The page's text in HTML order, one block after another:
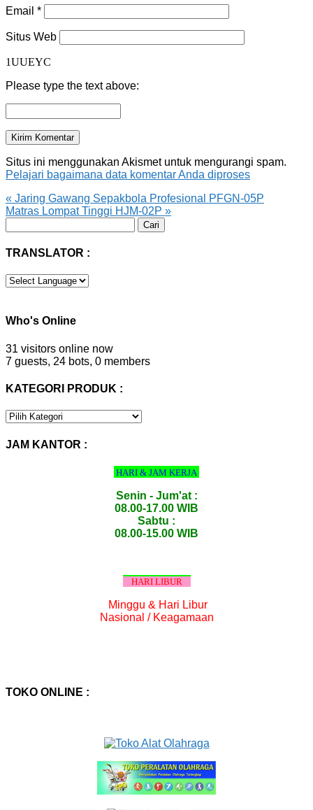
Email *
Situs Web
1UUEYC
Please type the text above:
Situs ini menggunakan Akismet untuk mengurangi spam.
Pelajari bagaimana data komentar Anda diproses
« Jaring Gawang Sepakbola Profesional PFGN-05P
Matras Lompat Tinggi HJM-02P »
untuk:
TRANSLATOR :
Who's Online
31 visitors online now
7 guests, 24 bots, 0 members
KATEGORI PRODUK :
KATEGORI
JAM KANTOR :
HARI & JAM KERJA
Senin - Jum'at :
08.00-17.00 WIB
Sabtu :
08.00-15.00 WIB
HARI LIBUR
Minggu & Hari Libur
Nasional / Keagamaan
TOKO ONLINE :